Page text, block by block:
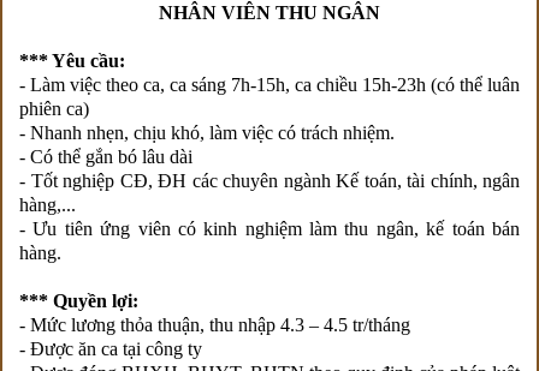
NHÂN VIÊN THU NGÂN
*** Yêu cầu:
- Làm việc theo ca, ca sáng 7h-15h, ca chiều 15h-23h (có thể luân
phiên ca)
- Nhanh nhẹn, chịu khó, làm việc có trách nhiệm.
- Có thể gắn bó lâu dài
- Tốt nghiệp CĐ, ĐH các chuyên ngành Kế toán, tài chính, ngân
hàng,...
- Ưu tiên ứng viên có kinh nghiệm làm thu ngân, kế toán bán
hàng.
*** Quyền lợi:
- Mức lương thỏa thuận, thu nhập 4.3 – 4.5 tr/tháng
- Được ăn ca tại công ty